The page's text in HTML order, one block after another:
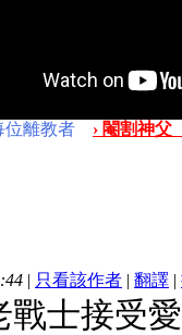
位離教者
› 閹割神
| 只看該作者 | 翻譯 |
戰士接受